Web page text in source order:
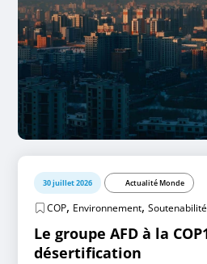
30 juillet 2026 Actualité Monde
COP, Environnement,Soutenabilité
Le groupe AFD à la
désertification